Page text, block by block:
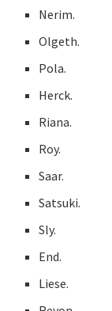
Nerim.
Olgeth.
Pola.
Herck.
Riana.
Roy.
Saar.
Satsuki.
Sly.
End.
Liese.